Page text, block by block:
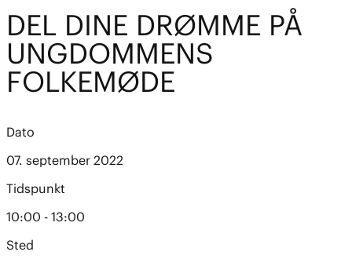
DEL DINE DRØMME PÅ
UNGDOMMENS
FOLKEMØDE
Dato
07. september 2022
Tidspunkt
10:00 - 13:00
Sted